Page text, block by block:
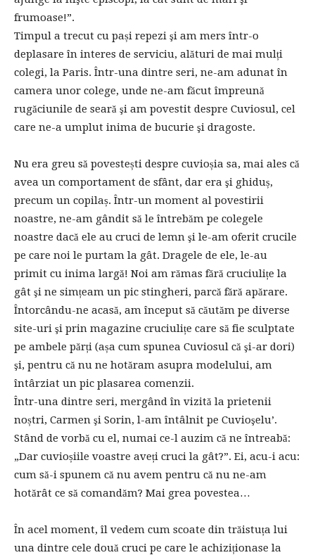
frumoase!”.
Timpul a trecut cu pași repezi şi am mers într-o
deplasare în interes de serviciu, alături de mai mulți
colegi, la Paris. Într-una dintre seri, ne-am adunat în
camera unor colege, unde ne-am făcut împreună
rugăciunile de seară şi am povestit despre Cuviosul, cel
care ne-a umplut inima de bucurie şi dragoste.
Nu era greu să povestești despre cuvioșia sa, mai ales că
avea un comportament de sfânt, dar era şi ghiduș,
precum un copilaș. Într-un moment al povestirii
noastre, ne-am gândit să le întrebăm pe colegele
noastre dacă ele au cruci de lemn şi le-am oferit crucile
pe care noi le purtam la gât. Dragele de ele, le-au
primit cu inima largă! Noi am rămas fără cruciulițe la
gât şi ne simțeam un pic stingheri, parcă fără apărare.
Întorcându-ne acasă, am început să căutăm pe diverse
site-uri şi prin magazine cruciulițe care să fie sculptate
pe ambele părți (așa cum spunea Cuviosul că şi-ar dori)
şi, pentru că nu ne hotăram asupra modelului, am
întârziat un pic plasarea comenzii.
Într-una dintre seri, mergând în vizită la prietenii
noștri, Carmen şi Sorin, l-am întâlnit pe Cuvioşelu’.
Stând de vorbă cu el, numai ce-l auzim că ne întreabă:
„Dar cuvioșiile voastre aveți cruci la gât?”. Ei, acu-i acu:
cum să-i spunem că nu avem pentru că nu ne-am
hotărât ce să comandăm? Mai grea povestea…
În acel moment, îl vedem cum scoate din trăistuța lui
una dintre cele două cruci pe care le achiziționase la